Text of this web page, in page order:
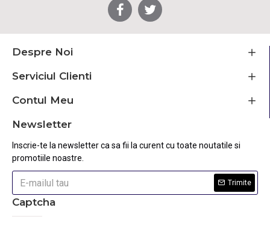
Despre Noi
Serviciul Clienti
Contul Meu
Newsletter
Inscrie-te la newsletter ca sa fii la curent cu toate noutatile si
promotiile noastre.
Trimite
Captcha